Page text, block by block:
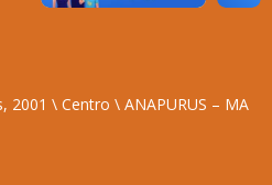
2001 \ Centro \ ANAPURUS – MA